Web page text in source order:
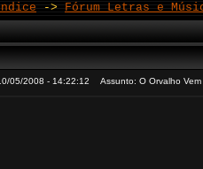
-> Fórum Letras e
05/2008 - 14:22:12 Assunto: O Orvalho Vem